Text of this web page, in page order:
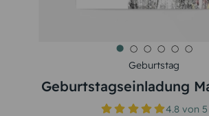
Geburtstag
Geburtstagseinladung
4.8 von5